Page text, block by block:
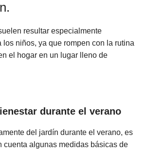
resultar especialmente
los niños, ya que rompen con la rutina
el hogar en un lugar lleno de
durante el verano
del jardín durante el verano, es
cuenta algunas medidas básicas de